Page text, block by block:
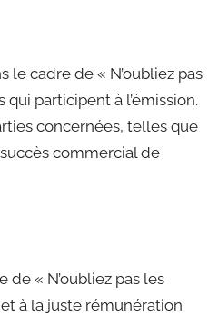
cadre de « N’oubliez pas
participent à l’émission.
concernées, telles que
commercial de
« N’oubliez pas les
à la juste rémunération